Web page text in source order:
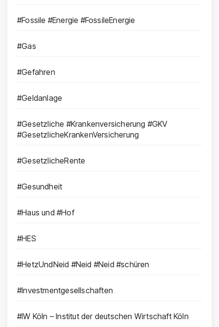
#Fossile #Energie #FossileEnergie
#Gas
#Gefahren
#Geldanlage
#Gesetzliche #Krankenversicherung #GKV
#GesetzlicheKrankenVersicherung
#GesetzlicheRente
#Gesundheit
#Haus und #Hof
#HES
#HetzUndNeid #Neid #Neid #schüren
#Investmentgesellschaften
#IW Köln – Institut der deutschen Wirtschaft Köln